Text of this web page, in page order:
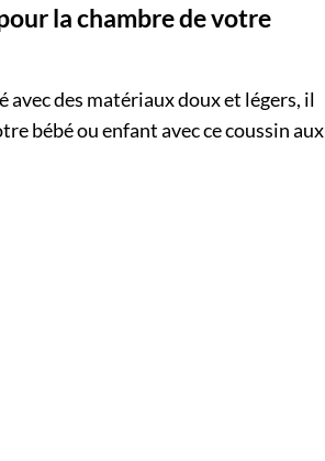
la chambre de votre
avec des matériaux doux et légers, il
bébé ou enfant avec ce coussin aux